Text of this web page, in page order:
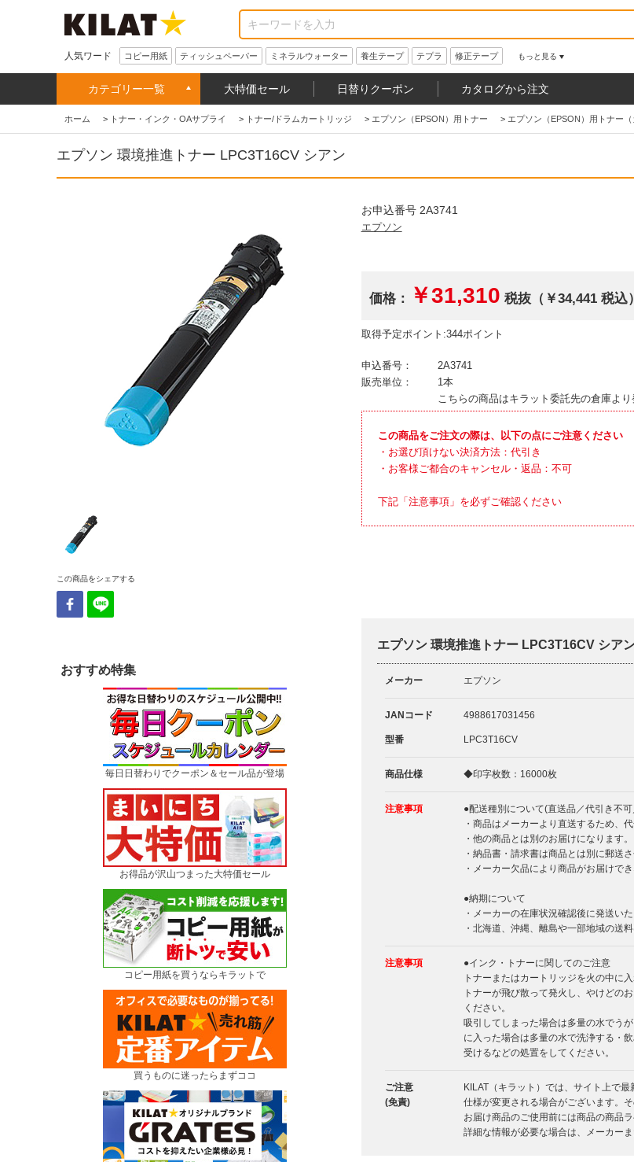
人気ワード コピー用紙 ティッシュペーパー ミネラルウォーター 養生テープ テプラ 修正テープ もっと見る
カテゴリー一覧 大特価セール 日替りクーポン カタログから注文
ホーム > トナー・インク・OAサプライ > トナー/ドラムカートリッジ > エプソン（EPSON）用トナー > エプソン（EPSON）用トナー（
エプソン 環境推進トナー LPC3T16CV シアン
この商品をシェアする
おすすめ特集
毎日日替わりでクーポン＆セール品が登場
お得品が沢山つまった大特価セール
コピー用紙を買うならキラットで
買うものに迷ったらまずココ
お申込番号 2A3741
エプソン
価格： ￥31,310 税抜（￥34,441 税込）
取得予定ポイント:344ポイント
申込番号：
2A3741
販売単位：
1本
こちらの商品はキラット委託先の倉庫よ
この商品をご注文の際は、以下の点にご注意ください
・お選び頂けない決済方法：代引き
・お客様ご都合のキャンセル・返品：不可
下記「注意事項」を必ずご確認ください
エプソン 環境推進トナー LPC3T16CV シア
メーカー エプソン
JANコード 4988617031456
型番 LPC3T16CV
商品仕様 ◆印字枚数：16000枚
注意事項
●配送種別について(直送品／代引き不
・商品はメーカーより直送するため、
・他の商品とは別のお届けになります。
・納品書・請求書は商品とは別に郵送
・メーカー欠品により商品がお届けで
●納期について
・メーカーの在庫状況確認後に発送いた
・北海道、沖縄、離島や一部地域の送
注意事項
●インク・トナーに関してのご注意
トナーまたはカートリッジを火の中に入
トナーが飛び散って発火し、やけどの
ください。
吸引してしまった場合は多量の水でう
に入った場合は多量の水で洗浄する・
受けるなどの処置をしてください。
ご注意
(免責)
KILAT（キラット）では、サイト上で
仕様が変更される場合がございます。
お届け商品のご使用前には商品の商品
詳細な情報が必要な場合は、メーカー